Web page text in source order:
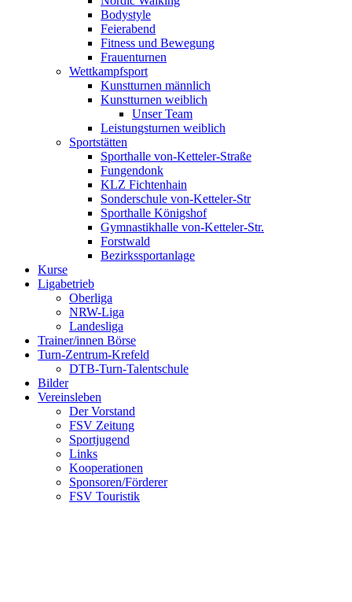
Bodystyle
Feierabend
Fitness und Bewegung
Frauenturnen
Wettkampfsport
Kunstturnen männlich
Kunstturnen weiblich
Unser Team
Leistungsturnen weiblich
Sportstätten
Sporthalle von-Ketteler-Straße
Fungendonk
KLZ Fichtenhain
Sonderschule von-Ketteler-Str
Sporthalle Königshof
Gymnastikhalle von-Ketteler-Str.
Forstwald
Bezirkssportanlage
Kurse
Ligabetrieb
Oberliga
NRW-Liga
Landesliga
Trainer/innen Börse
Turn-Zentrum-Krefeld
DTB-Turn-Talentschule
Bilder
Vereinsleben
Der Vorstand
FSV Zeitung
Sportjugend
Links
Kooperationen
Sponsoren/Förderer
FSV Touristik